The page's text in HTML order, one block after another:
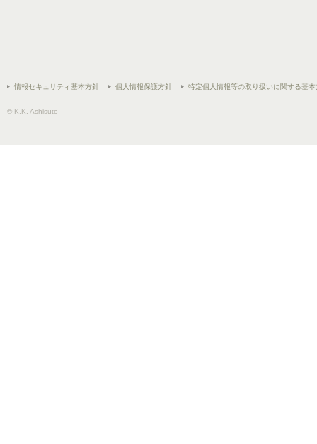
情報セキュリティ基本方針 個人情報保護方針 特定個人情報等の取り扱いに関する基本
© K.K. Ashisuto